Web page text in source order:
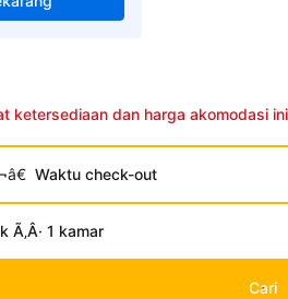
ketersediaan dan harga akomodasi ini
Waktu check-out
Ã‚Â· 1 kamar
Cari